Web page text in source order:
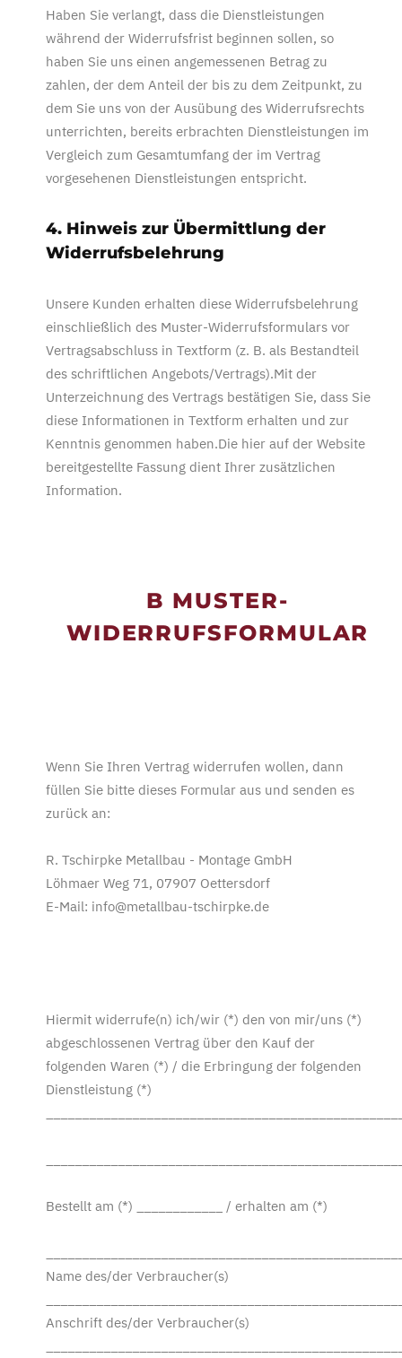
Haben Sie verlangt, dass die Dienstleistungen
während der Widerrufsfrist beginnen sollen, so
haben Sie uns einen angemessenen Betrag zu
zahlen, der dem Anteil der bis zu dem Zeitpunkt, zu
dem Sie uns von der Ausübung des Widerrufsrechts
unterrichten, bereits erbrachten Dienstleistungen im
Vergleich zum Gesamtumfang der im Vertrag
vorgesehenen Dienstleistungen entspricht.
4. Hinweis zur Übermittlung der
Widerrufsbelehrung
Unsere Kunden erhalten diese Widerrufsbelehrung
einschließlich des Muster-Widerrufsformulars vor
Vertragsabschluss in Textform (z. B. als Bestandteil
des schriftlichen Angebots/Vertrags).Mit der
Unterzeichnung des Vertrags bestätigen Sie, dass Sie
diese Informationen in Textform erhalten und zur
Kenntnis genommen haben.Die hier auf der Website
bereitgestellte Fassung dient Ihrer zusätzlichen
Information.
B MUSTER-
WIDERRUFSFORMULAR
Wenn Sie Ihren Vertrag widerrufen wollen, dann
füllen Sie bitte dieses Formular aus und senden es
zurück an:
R. Tschirpke Metallbau - Montage GmbH
Löhmaer Weg 71, 07907 Oettersdorf
E-Mail: info@metallbau-tschirpke.de
Hiermit widerrufe(n) ich/wir (*) den von mir/uns (*)
abgeschlossenen Vertrag über den Kauf der
folgenden Waren (*) / die Erbringung der folgenden
Dienstleistung (*)
Bestellt am (*) ____________ / erhalten am (*)
Name des/der Verbraucher(s)
Anschrift des/der Verbraucher(s)